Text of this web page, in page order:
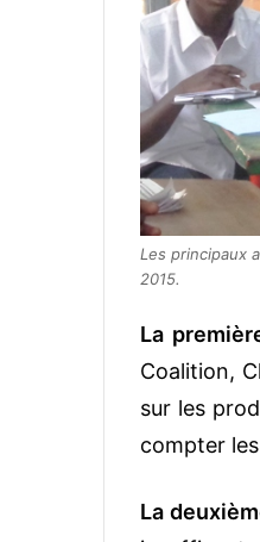
Les principaux
2015.
La
Coalition,
sur les
compter
La